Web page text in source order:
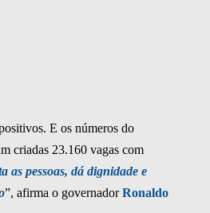
E os números do
criadas 23.160 vagas com
as pessoas, dá dignidade e
”, afirma o governadorRonaldo